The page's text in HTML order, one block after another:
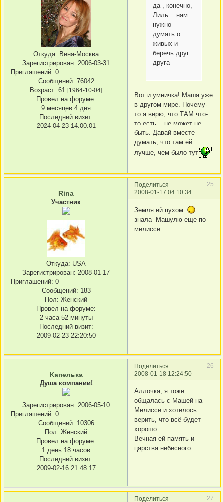
Откуда: Вена-Москва
Зарегистрирован: 2006-03-31
Приглашений: 0
Сообщений: 76042
Возраст: 61 [1964-10-04]
Провел на форуме:
9 месяцев 4 дня
Последний визит:
2024-04-23 14:00:01
да , конечно,
Лиль... нам
нужно
думать о
живых и
беречь друг
друга
Вот и умничка! Маша уже
в другом мире. Почему-
то я верю, что ТАМ что-
то есть... не может не
быть. Давай вместе
думать, что там ей
лучше, чем было тут
Поделиться
25
2008-01-17 04:10:34
Rina
Участник
Откуда: USA
Зарегистрирован: 2008-01-17
Приглашений: 0
Сообщений: 183
Пол: Женский
Провел на форуме:
2 часа 52 минуты
Последний визит:
2009-02-23 22:20:50
Земля ей пухом
знала Машулю еще по
мелиссе
Поделиться
26
2008-01-18 12:24:50
Капелька
Душа компании!
Зарегистрирован: 2006-05-10
Приглашений: 0
Сообщений: 10306
Пол: Женский
Провел на форуме:
1 день 18 часов
Последний визит:
2009-02-16 21:48:17
Аллочка, я тоже
общалась с Машей на
Мелиссе и хотелось
верить, что всё будет
хорошо...
Вечная ей память и
царства небесного.
Поделиться
27